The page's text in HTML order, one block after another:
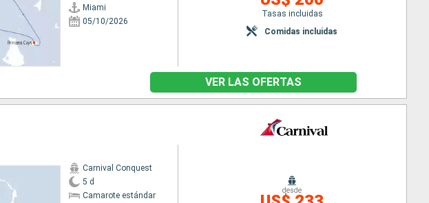
Miami
05/10/2026
Tasas incluidas
Comidas incluidas
VER LAS OFERTAS
Carnival Conquest
5 d
Camarote estándar
desde